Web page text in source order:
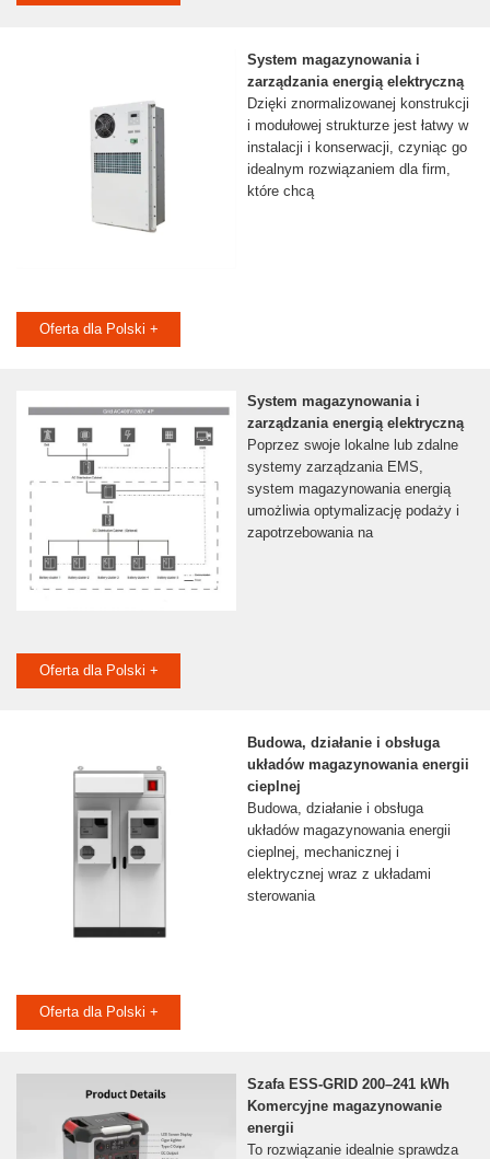
System magazynowania i
zarządzania energią elektryczną
Dzięki znormalizowanej konstrukcji
i modułowej strukturze jest łatwy w
instalacji i konserwacji, czyniąc go
idealnym rozwiązaniem dla firm,
które chcą
Oferta dla Polski +
System magazynowania i
zarządzania energią elektryczną
Poprzez swoje lokalne lub zdalne
systemy zarządzania EMS,
system magazynowania energią
umożliwia optymalizację podaży i
zapotrzebowania na
Oferta dla Polski +
Budowa, działanie i obsługa
układów magazynowania energii
cieplnej
Budowa, działanie i obsługa
układów magazynowania energii
cieplnej, mechanicznej i
elektrycznej wraz z układami
sterowania
Oferta dla Polski +
Szafa ESS-GRID 200–241 kWh
Komercyjne magazynowanie
energii
To rozwiązanie idealnie sprawdza